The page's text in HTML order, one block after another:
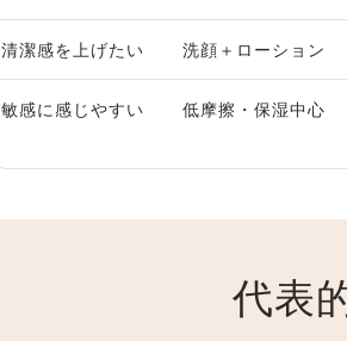
清潔感を上げたい 洗顔＋ローション
敏感に感じやすい 低摩擦・保湿中心
代表